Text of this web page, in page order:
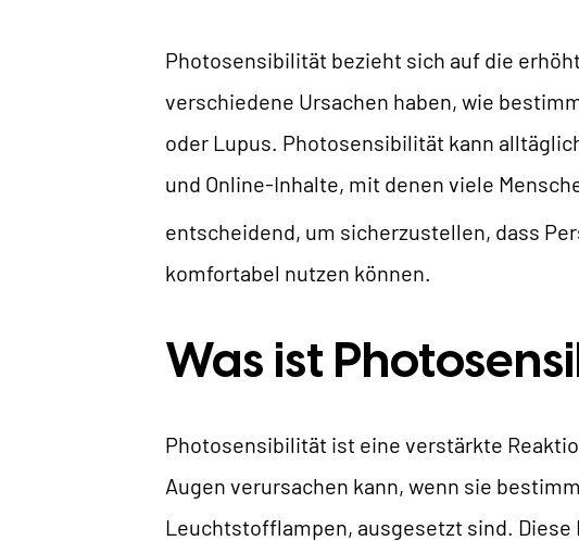
WIR
AI
BLOG
Photosensibilität bezieht sich auf die
verschiedene Ursachen haben, wie
oder Lupus. Photosensibilität kann
und Online-Inhalte, mit denen viele
entscheidend, um sicherzustellen, dass
komfortabel nutzen können.
Was ist
Photosensibilität ist eine verstärkte
Augen verursachen kann, wenn sie
Leuchtstofflampen, ausgesetzt sind.